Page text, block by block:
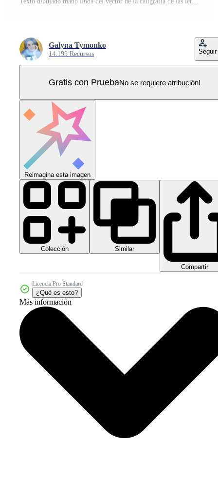
Galyna Tymonko
14.199 Recursos Seguir
Gratis con PruebaNo se requiere atribución!
Reimagina esta imagen
Colección Similar
Compartir
Licencia Pro Standard
¿Qué es esto?
Más información